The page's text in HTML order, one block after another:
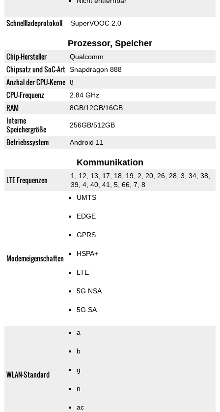
Schnellladeprotokoll SuperVOOC 2.0
Prozessor, Speicher
Chip-Hersteller Qualcomm
Chipsatz und SoC-Art Snapdragon 888
Anzhal der CPU-Kerne 8
CPU-Frequenz 2.84 GHz
RAM 8GB/12GB/16GB
Interne
Speichergröße
256GB/512GB
Betriebssystem Android 11
Kommunikation
LTE Frequenzen
1, 12, 13, 17, 18, 19, 2, 20, 26, 28, 3, 34, 38,
39, 4, 40, 41, 5, 66, 7, 8
Modemeigenschaften
UMTS
EDGE
GPRS
HSPA+
LTE
5G NSA
5G SA
WLAN-Standard
a
b
g
n
ac